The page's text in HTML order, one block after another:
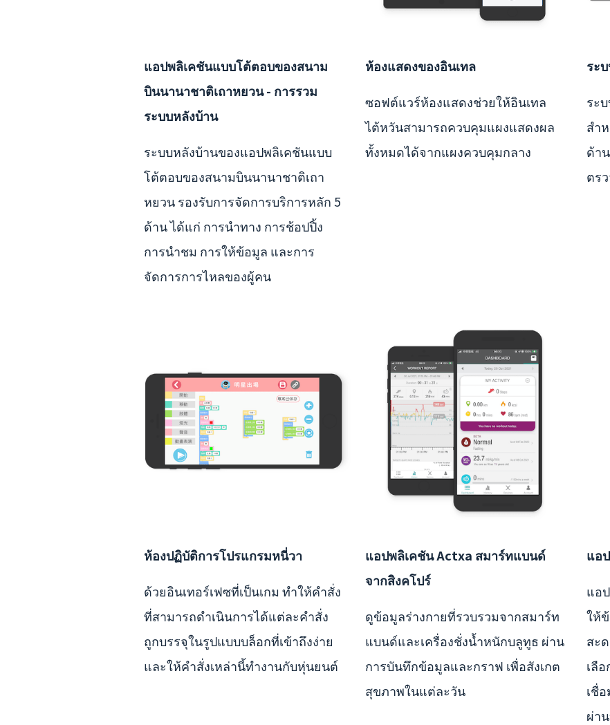
แอปพลิเคชันแบบโต้ตอบของสนาม
บินนานาชาติเถาหยวน - การรวม
ระบบหลังบ้าน
ระบบหลังบ้านของแอปพลิเคชันแบบ
โต้ตอบของสนามบินนานาชาติเถา
หยวน รองรับการจัดการบริการหลัก 5
ด้าน ได้แก่ การนำทาง การช้อปปิ้ง
การนำชม การให้ข้อมูล และการ
จัดการการไหลของผู้คน
ห้องแสดงของอินเทล
ซอฟต์แวร์ห้องแสดงช่วยให้อินเทล
ไต้หวันสามารถควบคุมแผงแสดงผล
ทั้งหมดได้จากแผงควบคุมกลาง
ระ
ระ
สำ
ด้า
ตร
ห้องปฏิบัติการโปรแกรมหนี่วา
ด้วยอินเทอร์เฟซที่เป็นเกม ทำให้คำสั่ง
ที่สามารถดำเนินการได้แต่ละคำสั่ง
ถูกบรรจุในรูปแบบบล็อกที่เข้าถึงง่าย
และให้คำสั่งเหล่านี้ทำงานกับหุ่นยนต์
แอปพลิเคชัน Actxa สมาร์ทแบนด์
จากสิงคโปร์
ดูข้อมูลร่างกายที่รวบรวมจากสมาร์ท
แบนด์และเครื่องชั่งน้ำหนักบลูทูธ ผ่าน
การบันทึกข้อมูลและกราฟ เพื่อสังเกต
สุขภาพในแต่ละวัน
แอ
แอ
ให้
สะ
เลื
เชื่
ผ่า